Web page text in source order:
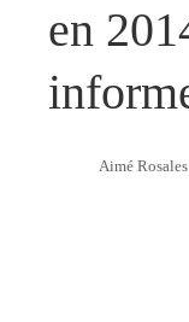
en
Aimé Rosales